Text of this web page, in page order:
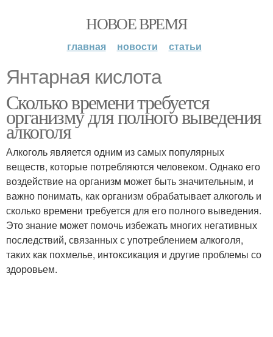
НОВОЕ ВРЕМЯ
главная новости статьи
Янтарная кислота
Сколько времени требуется
организму для полного выведения
алкоголя
Алкоголь является одним из самых популярных
веществ, которые потребляются человеком. Однако его
воздействие на организм может быть значительным, и
важно понимать, как организм обрабатывает алкоголь и
сколько времени требуется для его полного выведения.
Это знание может помочь избежать многих негативных
последствий, связанных с употреблением алкоголя,
таких как похмелье, интоксикация и другие проблемы со
здоровьем.